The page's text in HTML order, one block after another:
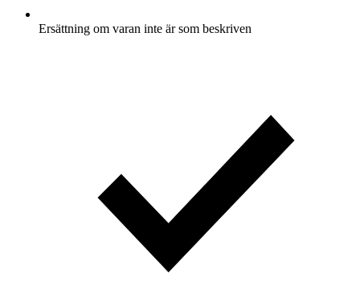
Ersättning om varan inte är som beskriven